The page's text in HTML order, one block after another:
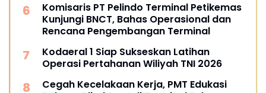
Komisaris PT Pelindo Terminal Petikemas
Kunjungi BNCT, Bahas Operasional dan
Rencana Pengembangan Terminal
Kodaeral 1 Siap Sukseskan Latihan
Operasi Pertahanan Wiliyah TNI 2026‎
Cegah Kecelakaan Kerja, PMT Edukasi